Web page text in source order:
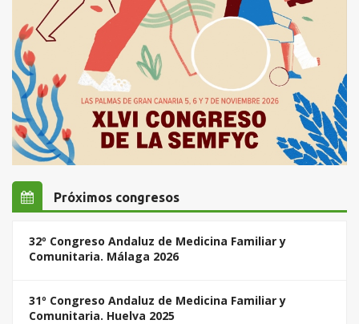
Próximos congresos
32º Congreso Andaluz de Medicina Familiar y
Comunitaria. Málaga 2026
31º Congreso Andaluz de Medicina Familiar y
Comunitaria. Huelva 2025